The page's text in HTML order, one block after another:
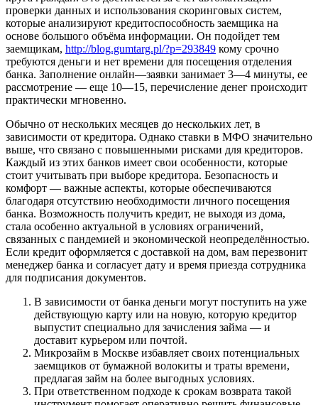
проверки данных и использования скоринговых систем,
которые анализируют кредитоспособность заемщика на
основе большого объёма информации. Он подойдет тем
заемщикам, http://blog.gumtarg.pl/?p=293849 кому срочно
требуются деньги и нет времени для посещения отделения
банка. Заполнение онлайн—заявки занимает 3—4 минуты, ее
рассмотрение — еще 10—15, перечисление денег происходит
практически мгновенно.
Обычно от нескольких месяцев до нескольких лет, в
зависимости от кредитора. Однако ставки в МФО значительно
выше, что связано с повышенными рисками для кредиторов.
Каждый из этих банков имеет свои особенности, которые
стоит учитывать при выборе кредитора. Безопасность и
комфорт — важные аспекты, которые обеспечиваются
благодаря отсутствию необходимости личного посещения
банка. Возможность получить кредит, не выходя из дома,
стала особенно актуальной в условиях ограничений,
связанных с пандемией и экономической неопределённостью.
Если кредит оформляется с доставкой на дом, вам перезвонит
менеджер банка и согласует дату и время приезда сотрудника
для подписания документов.
В зависимости от банка деньги могут поступить на уже
действующую карту или на новую, которую кредитор
выпустит специально для зачисления займа — и
доставит курьером или почтой.
Микрозайм в Москве избавляет своих потенциальных
заемщиков от бумажной волокиты и траты времени,
предлагая займ на более выгодных условиях.
При ответственном подходе к срокам возврата такой